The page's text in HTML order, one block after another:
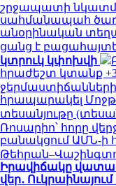
շրջապատի
սահմանապահ
անօրինական
ցանց է
կտրուկ կփոխվի
հրաժեշտ կտանք
հրապարակել
տեսանյութը
Ռոսարիո՝ հորը
բանակցում ԱՄՆ-ի
Իրավիճակը
վեր․